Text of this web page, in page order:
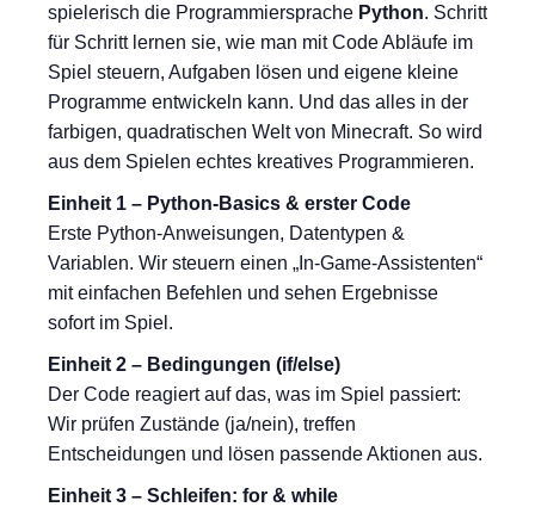
spielerisch die Programmiersprache Python. Schritt
für Schritt lernen sie, wie man mit Code Abläufe im
Spiel steuern, Aufgaben lösen und eigene kleine
Programme entwickeln kann. Und das alles in der
farbigen, quadratischen Welt von Minecraft. So wird
aus dem Spielen echtes kreatives Programmieren.
Einheit 1 – Python-Basics & erster Code
Erste Python-Anweisungen, Datentypen &
Variablen. Wir steuern einen „In-Game-Assistenten“
mit einfachen Befehlen und sehen Ergebnisse
sofort im Spiel.
Einheit 2 – Bedingungen (if/else)
Der Code reagiert auf das, was im Spiel passiert:
Wir prüfen Zustände (ja/nein), treffen
Entscheidungen und lösen passende Aktionen aus.
Einheit 3 – Schleifen: for & while